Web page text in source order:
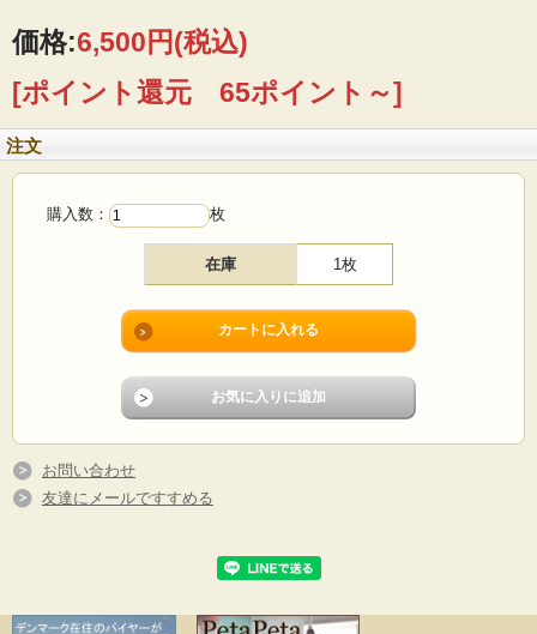
薬の濃さや形状が微妙に違います。工業製品とは違う手作りの良さをお楽しみ下
さい。
■製造国：デンマーク
■デザイン：Jens.H.Quistgaard（イェンス・クイストゴー）
■サイズ ：Φ17cm
■コンディション：表面に針先でついたような跡があります。その他目立つダメー
なっております。
価格:6,500円(税込)
[ポイント還元 65ポイント～]
注文
購入数： 枚
在庫 1枚
お問い合わせ
友達にメールですすめる